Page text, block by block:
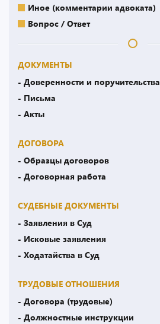
Иное (комментарии адвоката)
Вопрос / Ответ
ДОКУМЕНТЫ
- Доверенности и поручительства
- Письма
- Акты
ДОГОВОРА
- Образцы договоров
- Договорная работа
СУДЕБНЫЕ ДОКУМЕНТЫ
- Заявления в Суд
- Исковые заявления
- Ходатайства в Суд
ТРУДОВЫЕ ОТНОШЕНИЯ
- Договора (трудовые)
- Должностные инструкции